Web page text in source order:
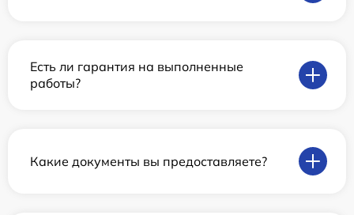
Есть ли гарантия на выполненные
работы?
Какие документы вы предоставляете?